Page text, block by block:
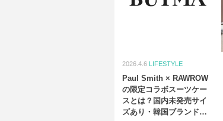
2026.4.6 LIFESTYLE
Paul Smith × RAWROW
の限定コラボスーツケー
スとは？国内未発売サイ
ズあり・韓国ブランドの